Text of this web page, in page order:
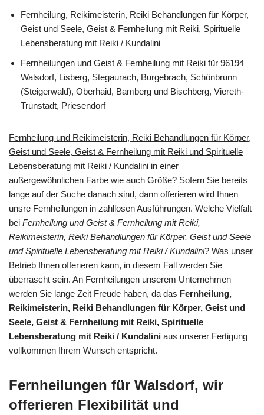
Fernheilung, Reikimeisterin, Reiki Behandlungen für Körper,
Geist und Seele, Geist & Fernheilung mit Reiki, Spirituelle
Lebensberatung mit Reiki / Kundalini
Fernheilungen und Geist & Fernheilung mit Reiki für 96194
Walsdorf, Lisberg, Stegaurach, Burgebrach, Schönbrunn
(Steigerwald), Oberhaid, Bamberg und Bischberg, Viereth-
Trunstadt, Priesendorf
Fernheilung und Reikimeisterin, Reiki Behandlungen für Körper,
Geist und Seele, Geist & Fernheilung mit Reiki und Spirituelle
Lebensberatung mit Reiki / Kundalini in einer
außergewöhnlichen Farbe wie auch Größe? Sofern Sie bereits
lange auf der Suche danach sind, dann offerieren wird Ihnen
unsre Fernheilungen in zahllosen Ausführungen. Welche Vielfalt
bei Fernheilung und Geist & Fernheilung mit Reiki,
Reikimeisterin, Reiki Behandlungen für Körper, Geist und Seele
und Spirituelle Lebensberatung mit Reiki / Kundalini? Was unser
Betrieb Ihnen offerieren kann, in diesem Fall werden Sie
überrascht sein. An Fernheilungen unserem Unternehmen
werden Sie lange Zeit Freude haben, da das Fernheilung,
Reikimeisterin, Reiki Behandlungen für Körper, Geist und
Seele, Geist & Fernheilung mit Reiki, Spirituelle
Lebensberatung mit Reiki / Kundalini aus unserer Fertigung
vollkommen Ihrem Wunsch entspricht.
Fernheilungen für Walsdorf, wir
offerieren Flexibilität und